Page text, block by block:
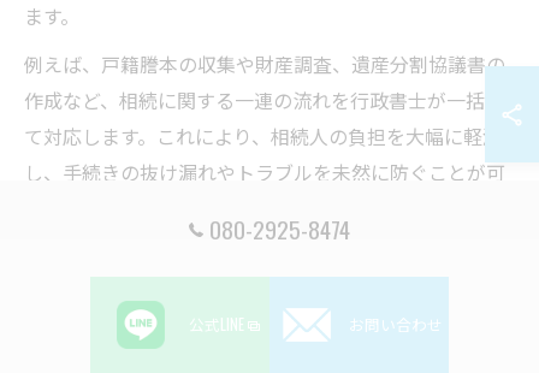
ます。
例えば、戸籍謄本の収集や財産調査、遺産分割協議書の
作成など、相続に関する一連の流れを行政書士が一括し
て対応します。これにより、相続人の負担を大幅に軽減
し、手続きの抜け漏れやトラブルを未然に防ぐことが可
で、地域事情に精通した的確なアドバイスが受けられる
点も大きなメリットです。
行政書士が相続手続きの不安を解消する理由
080-2925-8474
公式LINE お問い合わせ